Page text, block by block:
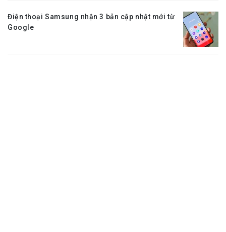
Điện thoại Samsung nhận 3 bản cập nhật mới từ
Google